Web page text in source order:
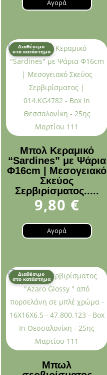
Αγορά
Διαθέσιμο
στο κατάστημα
Μπολ Κεραμικό
“Sardines” με Ψάρια
Φ16cm | Μεσογειακό
Σκεύος
Σερβιρίσματος.....
9,80 €
Αγορά
Διαθέσιμο
στο κατάστημα
Μπωλ